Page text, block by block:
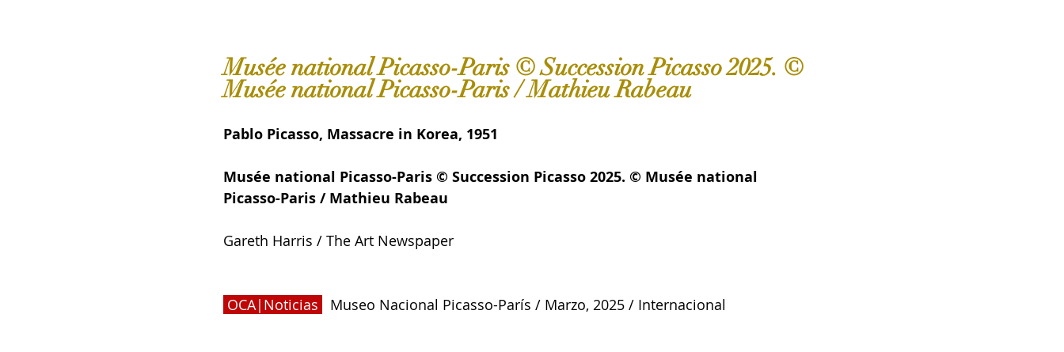
Musée national Picasso-Paris © Succession Picasso 2025. ©
Musée national Picasso-Paris / Mathieu Rabeau
Pablo Picasso, Massacre in Korea, 1951
Musée national Picasso-Paris © Succession Picasso 2025. © Musée national
Picasso-Paris / Mathieu Rabeau
Gareth Harris / The Art Newspaper
OCA|Noticias Museo Nacional Picasso-París / Marzo, 2025 / Internacional